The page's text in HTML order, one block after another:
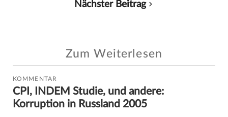
Nächster Beitrag
Zum Weiterlesen
KOMMENTAR
CPI, INDEM Studie, und andere:
Korruption in Russland 2005